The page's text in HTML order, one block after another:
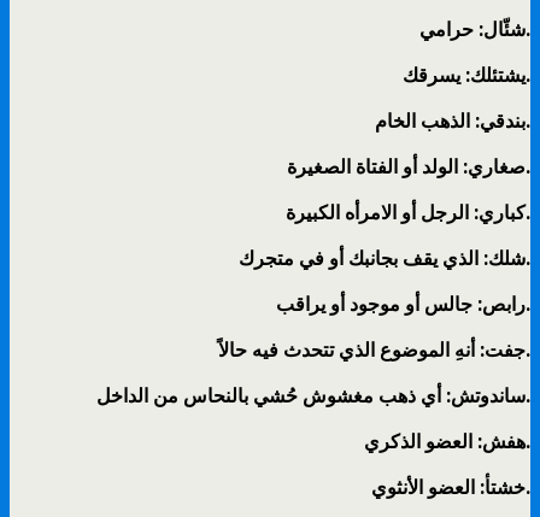
شئّال: حرامي.
يشتئلك: يسرقك.
بندقي: الذهب الخام.
صغاري: الولد أو الفتاة الصغيرة.
كباري: الرجل أو الامرأه الكبيرة.
شلك: الذي يقف بجانبك أو في متجرك.
رابص: جالس أو موجود أو يراقب.
جفت: أنهِ الموضوع الذي تتحدث فيه حالاً.
ساندوتش: أي ذهب مغشوش حُشي بالنحاس من الداخل.
هفش: العضو الذكري.
خشتأ: العضو الأنثوي.